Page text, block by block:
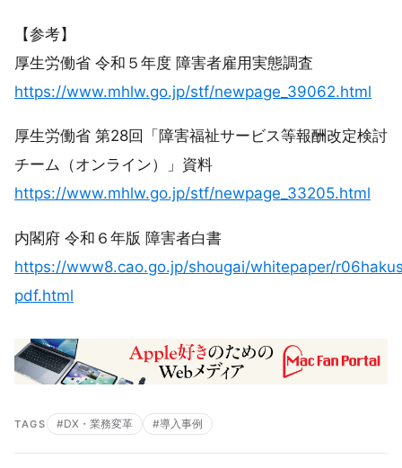
【参考】
厚生労働省 令和５年度 障害者雇用実態調査
https://www.mhlw.go.jp/stf/newpage_39062.html
厚生労働省 第28回「障害福祉サービス等報酬改定検討
チーム（オンライン）」資料
https://www.mhlw.go.jp/stf/newpage_33205.html
内閣府 令和６年版 障害者白書
https://www8.cao.go.jp/shougai/whitepaper/
pdf.html
TAGS #DX・業務変革 #導入事例